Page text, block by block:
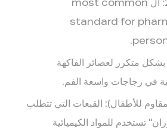
ال most common
standard for
متكرر لعصائر الفاكهة
في زجاجات واسعة الفم.
القبعات التي تتطلب
تستخدم للمواد الكيميائية